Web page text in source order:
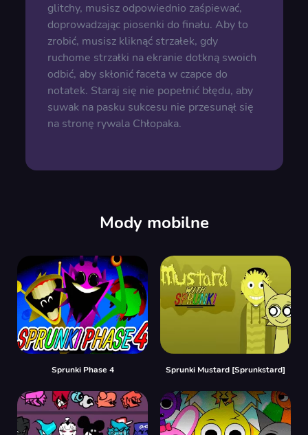
glitchy, musisz odpowiednio zaśpiewać,
doprowadzając piosenki do finału. Aby to
zrobić, musisz kliknąć strzałek, gdy
ruchome strzałki na ekranie dotkną swoich
odbić, aby skłonić faceta w czapce do
notatek. Staraj się nie popełnić błędu, aby
suwak na pasku sukcesu nie przesunął się
na stronę rywala Chłopaka.
Mody mobilne
Sprunki Phase 4 Sprunki Mustard [Sprunkstard]